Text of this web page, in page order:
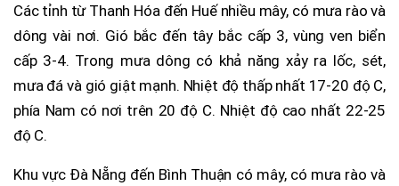
Các tỉnh từ Thanh Hóa đến Huế nhiều mây, có mưa rào và
dông vài nơi. Gió bắc đến tây bắc cấp 3, vùng ven biển
cấp 3-4. Trong mưa dông có khả năng xảy ra lốc, sét,
mưa đá và gió giật mạnh. Nhiệt độ thấp nhất 17-20 độ C,
phía Nam có nơi trên 20 độ C. Nhiệt độ cao nhất 22-25
độ C.
Khu vực Đà Nẵng đến Bình Thuận có mây, có mưa rào và